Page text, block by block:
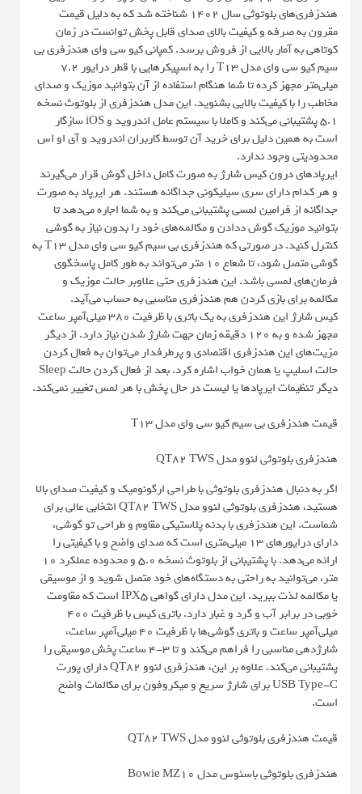
هندزفری‌های بلوتوثی سال 1402 شناخته شد که به دلیل قیمت
مقرون به صرفه و کیفیت بالای صدای قابل پخش توانست در زمان
کوتاهی به آمار بالایی از فروش برسد. کمپانی کیو سی وای هندزفری بی
سیم کیو سی وای مدل T13 را به اسپیکرهایی با قطر درایور 7.2
میلی‌متر مجهز کرده تا شما هنگام استفاده از آن بتوانید موزیک و صدای
مخاطب را با کیفیت بالایی بشنوید. این مدل هندزفری از بلوتوث نسخه
5.1 پشتیبانی می‌کند و کاملا با سیستم عامل اندروید و iOS سازگار
است به همین دلیل برای خرید آن توسط کاربران اندروید و آی او اس
محدودیتی وجود ندارد.
ایرپادهای درون کیس شارژ به صورت کامل داخل گوش قرار می‌گیرند
و هر کدام دارای سری سیلیکونی جداگانه هستند. هر ایرپاد به صورت
جداگانه از فرامین لمسی پشتیبانی می‌کند و به شما اجاره می‌دهد تا
بتوانید موزیک گوش ددادن و مکالمه‌های خود را بدون نیاز به گوشی
کنترل کنید. در صورتی که هندزفری بی سیم کیو سی وای مدل T13 به
گوشی متصل شود، تا شعاع 10 متر می‌تواند به طور کامل پاسخگوی
فرمان‌های لمسی باشد. این هندزفری حتی علاو‌بر حالت موزیک و
مکالمه برای بازی کردن هم هندزفری مناسبی به حساب می‌آید.
کیس شارژ این هندزفری به یک باتری با ظرفیت 380 میلی‌آمپر ساعت
مجهز شده و به 120 دقیقه زمان جهت شارژ شدن نیاز دارد. از دیگر
مزیت‌های این هندزفری اقتصادی و پرطرفدار می‌توان به فعال کردن
حالت اسلیپ یا همان خواب اشاره کرد. بعد از فعال کردن حالت Sleep
دیگر تنظیمات ایرپادها یا لیست در حال پخش با هر لمس تغییر نمی‌کند.
قیمت هندزفری بی سیم کیو سی وای مدل T13
هندزفری بلوتوثی لنوو مدل QT82 TWS
اگر به دنبال هندزفری بلوتوثی با طراحی ارگونومیک و کیفیت صدای بالا
هستید، هندزفری بلوتوثی لنوو مدل QT82 TWS انتخابی عالی برای
شماست. این هندزفری با بدنه پلاستیکی مقاوم و طراحی تو گوشی،
دارای درایورهای 13 میلی‌متری است که صدای واضح و با کیفیتی را
ارائه می‌دهد. با پشتیبانی از بلوتوث نسخه 5.0 و محدوده عملکرد 10
متر، می‌توانید به راحتی به دستگاه‌های خود متصل شوید و از موسیقی
یا مکالمه لذت ببرید. این مدل دارای گواهی IPX5 است که مقاومت
خوبی در برابر آب و گرد و غبار دارد. باتری کیس با ظرفیت 400
میلی‌آمپر ساعت و باتری گوشی‌ها با ظرفیت 40 میلی‌آمپر ساعت،
شارژدهی مناسبی را فراهم می‌کند و تا 3-4 ساعت پخش موسیقی را
پشتیبانی می‌کند. علاوه بر این، هندزفری لنوو QT82 دارای پورت
USB Type-C برای شارژ سریع و میکروفون برای مکالمات واضح
است.
قیمت هندزفری بلوتوثی لنوو مدل QT82 TWS
هندزفری بلوتوثی باسئوس مدل Bowie MZ10